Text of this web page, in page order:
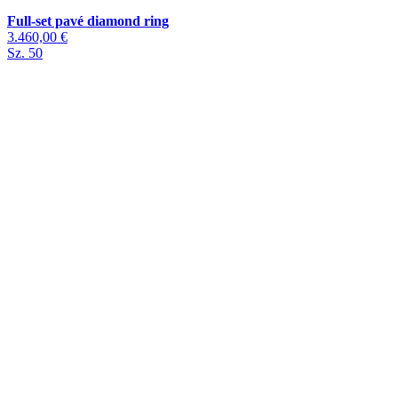
Full-set pavé diamond ring
3.460,00 €
Sz. 50